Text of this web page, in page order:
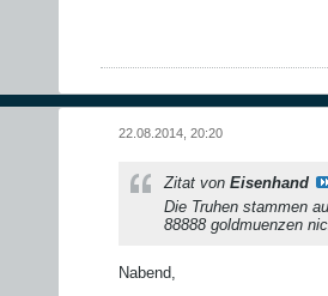
22.08.2014, 20:20
Zitat von Eisenhand
Die Truhen stammen
88888 goldmuenzen
Nabend,